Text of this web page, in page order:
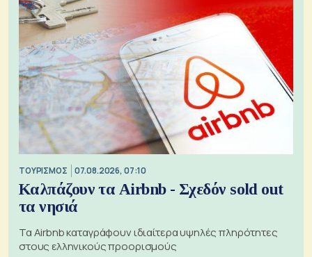
ΤΟΥΡΙΣΜΟΣ 07.08.2026, 07:10
Καλπάζουν τα Airbnb - Σχεδόν sold out
τα νησιά
Τα Airbnb καταγράφουν ιδιαίτερα υψηλές πληρότητες
στους ελληνικούς προορισμούς